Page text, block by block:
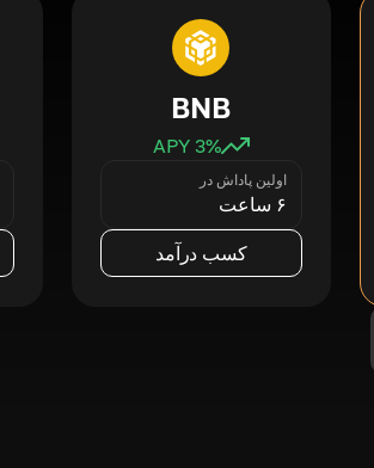
BNB
3% APY
اولین پاداش در
۶ ساعت
کسب درآمد